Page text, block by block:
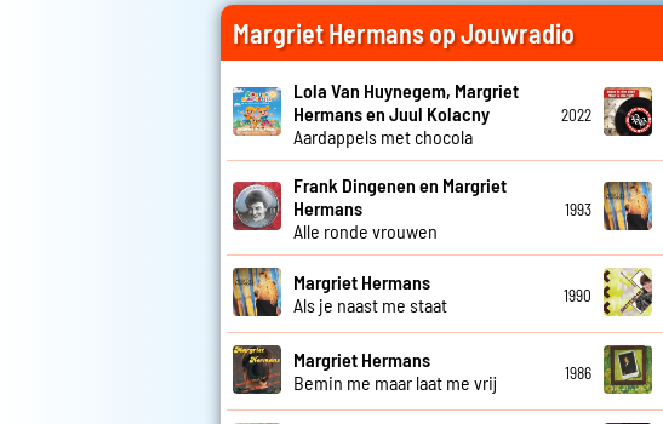
Margriet Hermans op Jouwradio
Lola Van Huynegem, Margriet
Hermans en Juul Kolacny
Aardappels met chocola
2022
Frank Dingenen en Margriet
Hermans
Alle ronde vrouwen
1993
Margriet Hermans
Als je naast me staat
1990
Margriet Hermans
Bemin me maar laat me vrij
1986